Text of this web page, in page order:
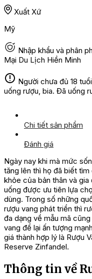
Xuất Xứ
Mỹ
Nhập khẩu và phân
Mại Du Lịch Hiền Minh
Người chưa đủ 18
uống rượu, bia. Đã uống
Chi tiết sản phẩm
Đánh giá
Ngày nay khi mà mức
tăng lên thì họ đã biết
khỏe của bản thân và
uống được ưu tiên lựa
dùng. Trong số những
rượu vang phát triển thì
đa dạng về mẫu mã
vang để lại ấn tượng
giá thành hợp lý là Rượu
Reserve Zinfandel.
Thông tin về